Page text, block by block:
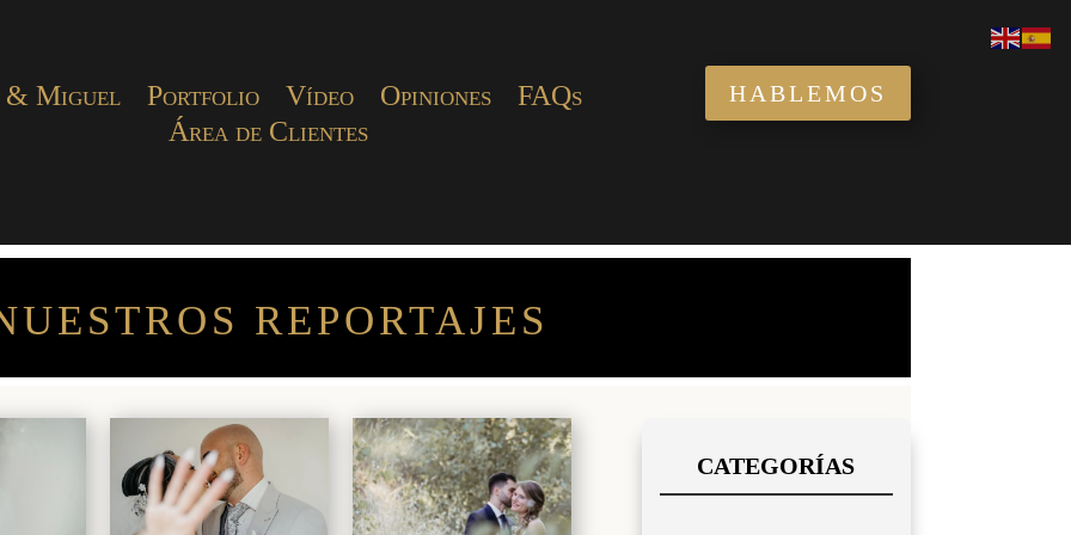
& Miguel Portfolio Vídeo Opiniones
FAQs
Área de Clientes
HABLEMOS
REPORTAJES